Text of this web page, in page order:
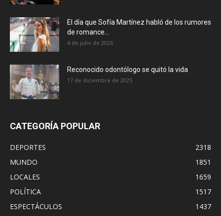
El día que Sofía Martínez habló de los rumores
de romance...
4 de julio de 2026
Reconocido odontólogo se quitó la vida
17 de diciembre de 2025
CATEGORÍA POPULAR
DEPORTES
2318
MUNDO
1851
LOCALES
1659
POLÍTICA
1517
ESPECTÁCULOS
1437